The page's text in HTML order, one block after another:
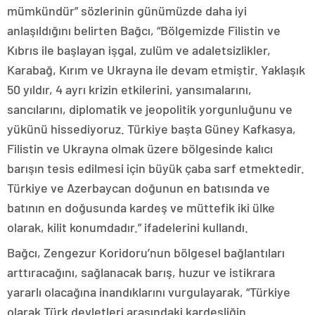
mümkündür” sözlerinin günümüzde daha iyi
anlaşıldığını belirten Bağcı, “Bölgemizde Filistin ve
Kıbrıs ile başlayan işgal, zulüm ve adaletsizlikler,
Karabağ, Kırım ve Ukrayna ile devam etmiştir. Yaklaşık
50 yıldır, 4 ayrı krizin etkilerini, yansımalarını,
sancılarını, diplomatik ve jeopolitik yorgunluğunu ve
yükünü hissediyoruz. Türkiye başta Güney Kafkasya,
Filistin ve Ukrayna olmak üzere bölgesinde kalıcı
barışın tesis edilmesi için büyük çaba sarf etmektedir.
Türkiye ve Azerbaycan doğunun en batısında ve
batının en doğusunda kardeş ve müttefik iki ülke
olarak, kilit konumdadır.” ifadelerini kullandı.
Bağcı, Zengezur Koridoru’nun bölgesel bağlantıları
arttıracağını, sağlanacak barış, huzur ve istikrara
yararlı olacağına inandıklarını vurgulayarak, “Türkiye
olarak Türk devletleri arasındaki kardeşliğin